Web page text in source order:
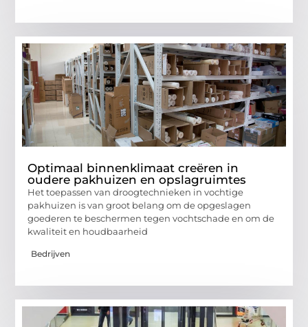
Optimaal binnenklimaat creëren in
oudere pakhuizen en opslagruimtes
Het toepassen van droogtechnieken in vochtige
pakhuizen is van groot belang om de opgeslagen
goederen te beschermen tegen vochtschade en om de
kwaliteit en houdbaarheid
Bedrijven